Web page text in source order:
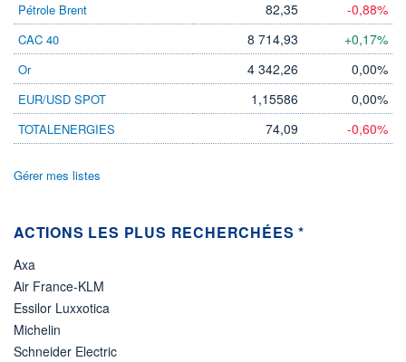
Pétrole Brent 82,35 -0,88%
CAC 40 8 714,93 +0,17%
Or 4 342,26 0,00%
EUR/USD SPOT 1,15586 0,00%
TOTALENERGIES 74,09 -0,60%
Gérer mes listes
ACTIONS LES PLUS RECHERCHÉES *
Axa
Air France-KLM
Essilor Luxxotica
Michelin
Schneider Electric